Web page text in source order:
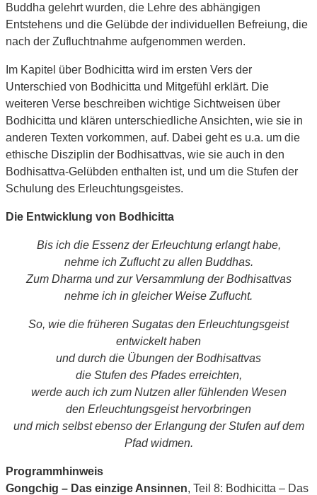
Buddha gelehrt wurden, die Lehre des abhängigen
Entstehens und die Gelübde der individuellen Befreiung, die
nach der Zufluchtnahme aufgenommen werden.
Im Kapitel über Bodhicitta wird im ersten Vers der
Unterschied von Bodhicitta und Mitgefühl erklärt. Die
weiteren Verse beschreiben wichtige Sichtweisen über
Bodhicitta und klären unterschiedliche Ansichten, wie sie in
anderen Texten vorkommen, auf. Dabei geht es u.a. um die
ethische Disziplin der Bodhisattvas, wie sie auch in den
Bodhisattva-Gelübden enthalten ist, und um die Stufen der
Schulung des Erleuchtungsgeistes.
Die Entwicklung von Bodhicitta
Bis ich die Essenz der Erleuchtung erlangt habe,
nehme ich Zuflucht zu allen Buddhas.
Zum Dharma und zur Versammlung der Bodhisattvas
nehme ich in gleicher Weise Zuflucht.
So, wie die früheren Sugatas den Erleuchtungsgeist
entwickelt haben
und durch die Übungen der Bodhisattvas
die Stufen des Pfades erreichten,
werde auch ich zum Nutzen aller fühlenden Wesen
den Erleuchtungsgeist hervorbringen
und mich selbst ebenso der Erlangung der Stufen auf dem
Pfad widmen.
Programmhinweis
Gongchig – Das einzige Ansinnen, Teil 8: Bodhicitta – Das